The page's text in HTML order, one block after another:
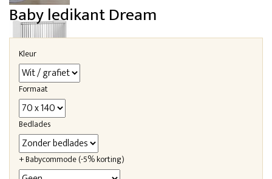
Baby ledikant Dream
Kleur
Formaat
Bedlades
+ Babycommode (-5% korting)